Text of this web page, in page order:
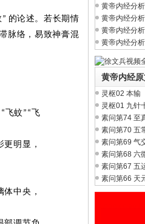
” 的论述。若长期情
脉络，易致神膏混
飞蚊”“ 飞
明显，
中央，
医养生治疗与
黄帝内经分
（慢性咽炎）
黄帝内经分
（慢性扁桃体
黄帝内经分
医养生治疗与
黄帝内经分
黄帝内经原
灵枢02 本输
灵枢01 九针
素问第74 至
素问第70 五
素问第69 气
素问第68 六
素问第67 五
素问第66 天